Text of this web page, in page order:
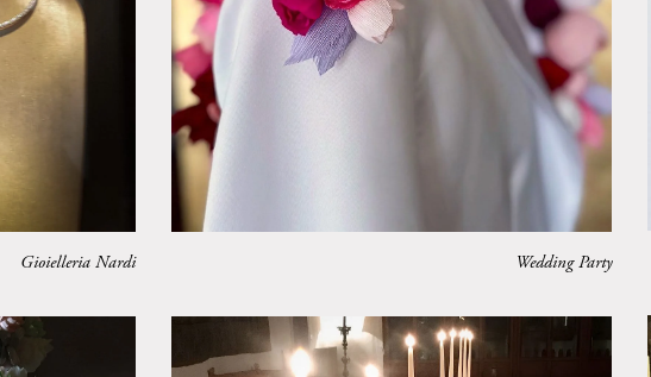
Gioielleria Nardi Wedding Party